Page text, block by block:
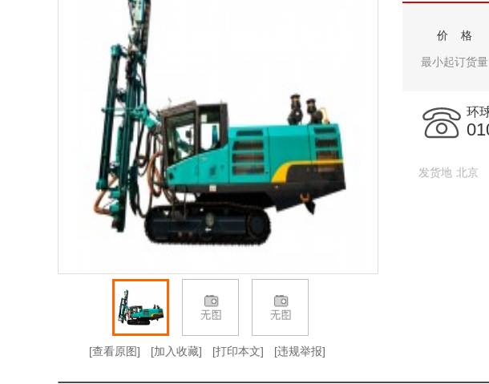
[查看原图] [加入收藏] [打印本文] [违规举报]
价 格
最小起订货量
环
发货地 北京